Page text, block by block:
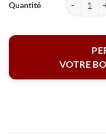
quantité de Bouteille
VOTRE